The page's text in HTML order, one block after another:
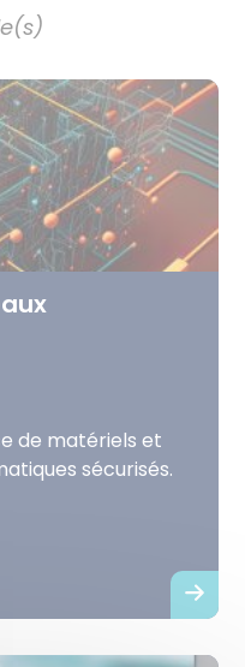
de matériels et
sécurisés.